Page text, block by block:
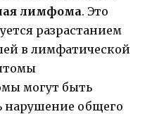
лимфома. Это
разрастанием
в лимфатической
могут быть
нарушение общего